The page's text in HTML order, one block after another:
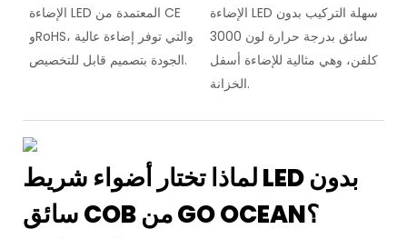
الإضاءة LED المعتمدة من CE
وRoHS، والتي توفر إضاءة عالية
الجودة بتصميم قابل للتخصيص.
الإضاءة LED سهلة التركيب بدون
سائق بدرجة حرارة لون 3000
كلفن، وهي مثالية للإضاءة أسفل
الخزانة.
لماذا تختار أضواء شريط LED بدون
سائق COB من GO OCEAN؟